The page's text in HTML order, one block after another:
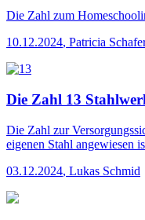
Die Zahl zum
10.12.2024, Patricia
Die Zahl 13
Die Zahl zur
eigenen Stahl angewiesen
03.12.2024, Lukas Schmid